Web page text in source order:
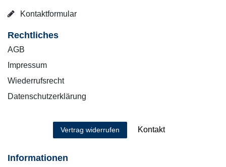
Kontaktformular
Rechtliches
AGB
Impressum
Wiederrufsrecht
Datenschutzerklärung
Vertrag widerrufen Kontakt
Informationen